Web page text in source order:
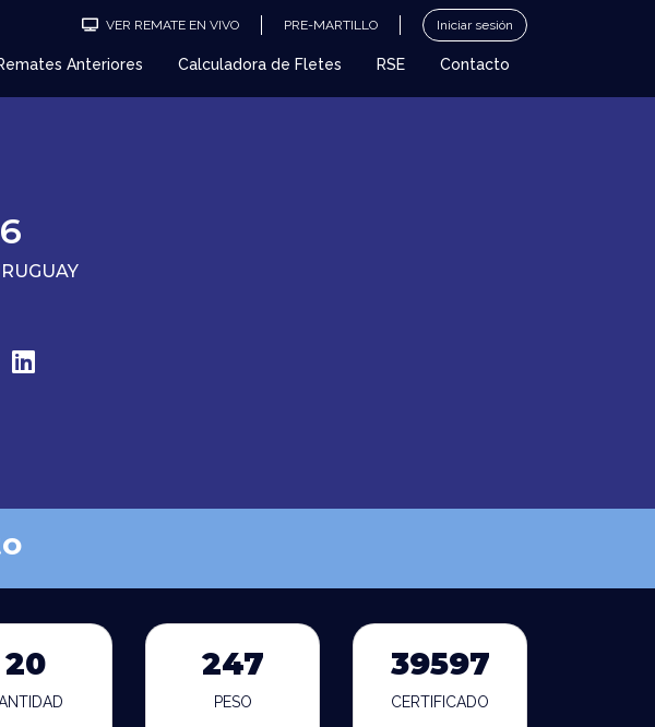
VER REMATE EN VIVO PRE-MARTILLO Iniciar sesión
Anteriores Calculadora de Fletes RSE Contacto
20 247
PESO
39597
CERTIFICADO